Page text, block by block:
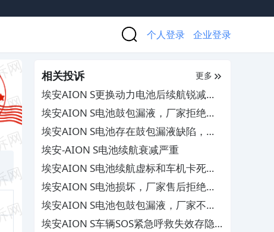
个人登录 企业登录
相关投诉 更多
埃安AION S更换动力电池后续航锐减，
售后拒不提供维修档案
埃安AION S电池鼓包漏液，厂家拒绝保
修
埃安AION S电池存在鼓包漏液缺陷，厂
家不作为
埃安-AION S电池续航衰减严重
埃安AION S电池续航虚标和车机卡死及
后备箱漏水，4S店推脱不解决
埃安AION S电池损坏，厂家售后拒绝保
修
埃安AION S电池包鼓包漏液，厂家不予
保修
埃安AION S车辆SOS紧急呼救失效存隐